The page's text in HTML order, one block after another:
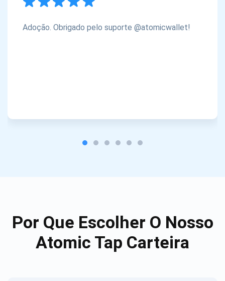
Adoção. Obrigado pelo suporte @atomicwallet!
Por Que Escolher O Nosso
Atomic Tap Carteira